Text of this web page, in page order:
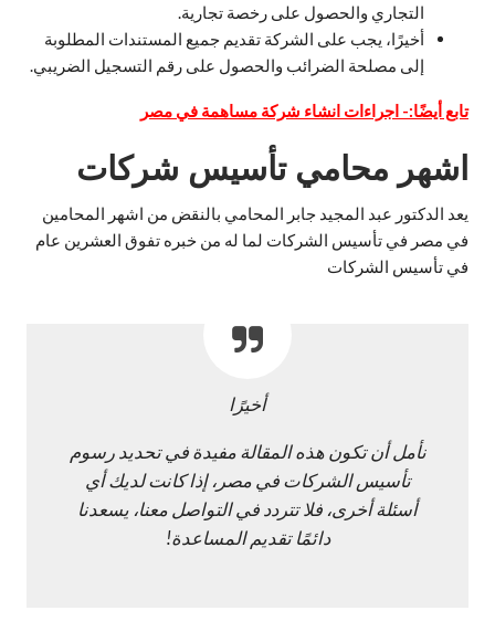
التجاري والحصول على رخصة تجارية.
أخيرًا، يجب على الشركة تقديم جميع المستندات المطلوبة
إلى مصلحة الضرائب والحصول على رقم التسجيل الضريبي.
تابع أيضًا:- اجراءات انشاء شركة مساهمة في مصر
اشهر محامي تأسيس شركات
يعد الدكتور عبد المجيد جابر المحامي بالنقض من اشهر المحامين
في مصر في تأسيس الشركات لما له من خبره تفوق العشرين عام
في تأسيس الشركات
أخيرًا
نأمل أن تكون هذه المقالة مفيدة في تحديد رسوم
تأسيس الشركات في مصر، إذا كانت لديك أي
أسئلة أخرى، فلا تتردد في التواصل معنا، يسعدنا
دائمًا تقديم المساعدة!